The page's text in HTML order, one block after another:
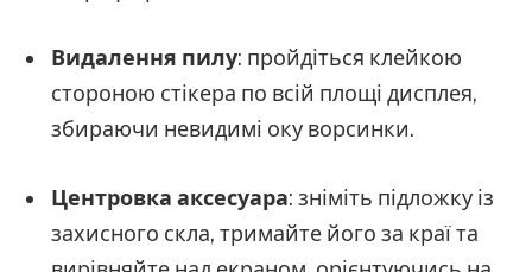
Видалення пилу: пройдіться клейкою
стороною стікера по всій площі дисплея,
збираючи невидимі оку ворсинки.
Центровка аксесуара: зніміть підложку із
захисного скла, тримайте його за краї та